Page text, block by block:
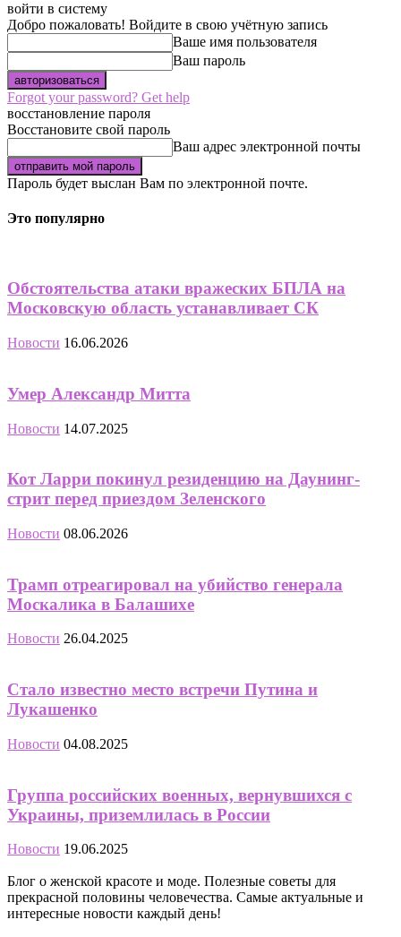
войти в систему
Добро пожаловать! Войдите в свою учётную запись
Ваше имя пользователя
Ваш пароль
Forgot your password? Get help
восстановление пароля
Восстановите свой пароль
Ваш адрес электронной почты
Пароль будет выслан Вам по электронной почте.
Это популярно
Обстоятельства атаки вражеских БПЛА на
Московскую область устанавливает СК
Новости 16.06.2026
Умер Александр Митта
Новости 14.07.2025
Кот Ларри покинул резиденцию на Даунинг-
стрит перед приездом Зеленского
Новости 08.06.2026
Трамп отреагировал на убийство генерала
Москалика в Балашихе
Новости 26.04.2025
Стало известно место встречи Путина и
Лукашенко
Новости 04.08.2025
Группа российских военных, вернувшихся с
Украины, приземлилась в России
Новости 19.06.2025
Блог о женской красоте и моде. Полезные советы для
прекрасной половины человечества. Самые актуальные и
интересные новости каждый день!